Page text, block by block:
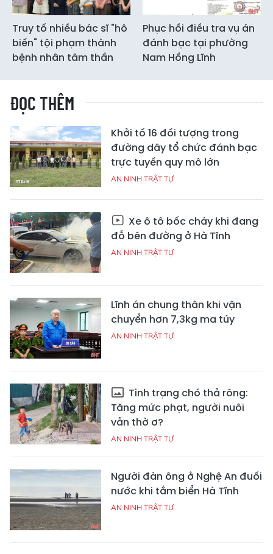
Truy tố nhiều bác sĩ "hô
biến" tội phạm thành
bệnh nhân tâm thần
Phục hồi điều tra vụ án
đánh bạc tại phường
Nam Hồng Lĩnh
ĐỌC THÊM
Khởi tố 16 đối tượng trong
đường dây tổ chức đánh bạc
trực tuyến quy mô lớn
AN NINH TRẬT TỰ
Xe ô tô bốc cháy khi đang
đỗ bên đường ở Hà Tĩnh
AN NINH TRẬT TỰ
Lĩnh án chung thân khi vận
chuyển hơn 7,3kg ma túy
AN NINH TRẬT TỰ
Tình trạng chó thả rông:
Tăng mức phạt, người nuôi
vẫn thờ ơ?
AN NINH TRẬT TỰ
Người đàn ông ở Nghệ An đuối
nước khi tắm biển Hà Tĩnh
AN NINH TRẬT TỰ